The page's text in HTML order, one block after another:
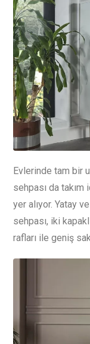
Evlerinde tam bir
sehpası da
yer alıyor. Yatay
sehpası, iki
rafları ile geniş